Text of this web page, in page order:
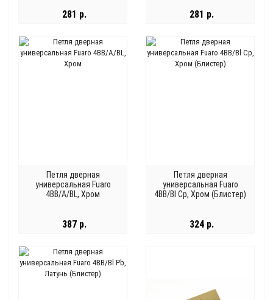
281 р. 281 р.
Петля дверная
универсальная Fuaro
4BB/A/BL, Хром
387 р.
Петля дверная
универсальная Fuaro
4BB/Bl Cp, Хром (Блистер)
324 р.